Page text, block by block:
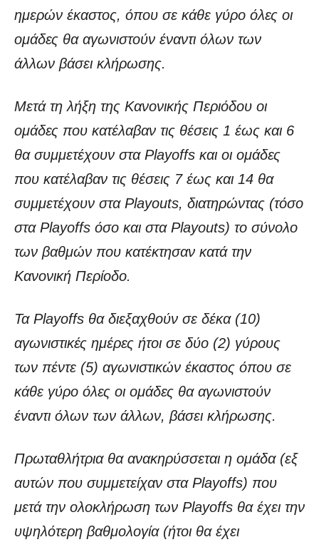
ημερών έκαστος, όπου σε κάθε γύρο όλες οι
ομάδες θα αγωνιστούν έναντι όλων των
άλλων βάσει κλήρωσης.
Μετά τη λήξη της Κανονικής Περιόδου οι
ομάδες που κατέλαβαν τις θέσεις 1 έως και 6
θα συμμετέχουν στα Playoffs και οι ομάδες
που κατέλαβαν τις θέσεις 7 έως και 14 θα
συμμετέχουν στα Playouts, διατηρώντας (τόσο
στα Playoffs όσο και στα Playouts) το σύνολο
των βαθμών που κατέκτησαν κατά την
Κανονική Περίοδο.
Τα Playoffs θα διεξαχθούν σε δέκα (10)
αγωνιστικές ημέρες ήτοι σε δύο (2) γύρους
των πέντε (5) αγωνιστικών έκαστος όπου σε
κάθε γύρο όλες οι ομάδες θα αγωνιστούν
έναντι όλων των άλλων, βάσει κλήρωσης.
Πρωταθλήτρια θα ανακηρύσσεται η ομάδα (εξ
αυτών που συμμετείχαν στα Playoffs) που
μετά την ολοκλήρωση των Playoffs θα έχει την
υψηλότερη βαθμολογία (ήτοι θα έχει